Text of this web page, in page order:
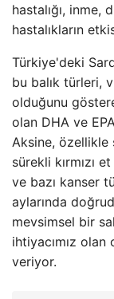
hastalığı,
hastalıkların
Türkiye'deki
bu balık türleri,
olduğunu
olan DHA ve
Aksine, özellikle
sürekli kırmızı
ve bazı kanser
aylarında
mevsimsel bir
ihtiyacımız
veriyor.